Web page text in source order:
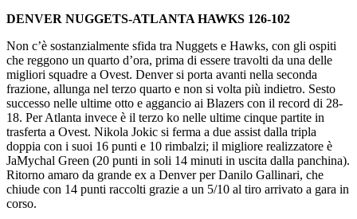
DENVER NUGGETS-ATLANTA HAWKS 126-102
Non c’è sostanzialmente sfida tra Nuggets e Hawks, con gli ospiti
che reggono un quarto d’ora, prima di essere travolti da una delle
migliori squadre a Ovest. Denver si porta avanti nella seconda
frazione, allunga nel terzo quarto e non si volta più indietro. Sesto
successo nelle ultime otto e aggancio ai Blazers con il record di 28-
18. Per Atlanta invece è il terzo ko nelle ultime cinque partite in
trasferta a Ovest. Nikola Jokic si ferma a due assist dalla tripla
doppia con i suoi 16 punti e 10 rimbalzi; il migliore realizzatore è
JaMychal Green (20 punti in soli 14 minuti in uscita dalla panchina).
Ritorno amaro da grande ex a Denver per Danilo Gallinari, che
chiude con 14 punti raccolti grazie a un 5/10 al tiro arrivato a gara in
corso.